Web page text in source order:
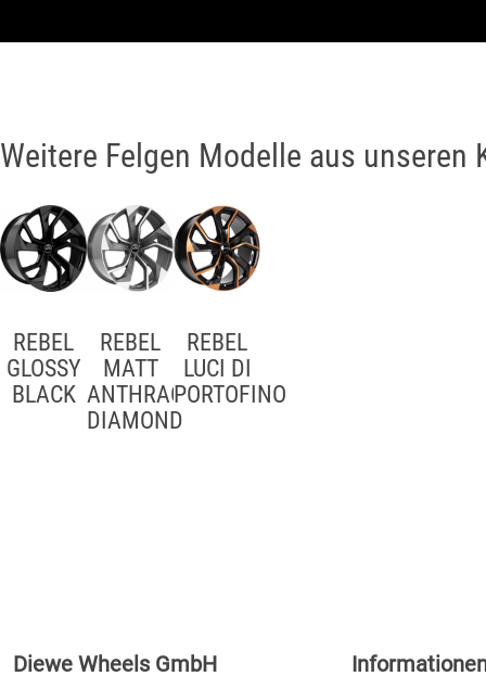
Weitere Felgen Modelle aus unseren
REBEL
GLOSSY
BLACK
REBEL
MATT
ANTHRACITE
DIAMOND
REBEL
LUCI DI
PORTOFINO
Diewe Wheels GmbH